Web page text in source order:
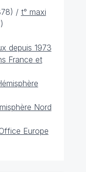
/ t° maxi
depuis 1973
France et
Nord
Europe